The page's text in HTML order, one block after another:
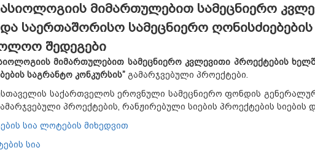
მიმართულებით სამეცნიერო
საერთაშორისო სამეცნიერო
შედეგები
მიმართულებით სამეცნიერო კვლევითი პროექტების
საგრანტო კონკურსის”გამარჯვებული პროექტები.
საქართველოს ეროვნული სამეცნიერო ფონდის
პროექტების, რანჟირებული სიების პროექტების სიების
სია ლოტების მიხედვით
სია